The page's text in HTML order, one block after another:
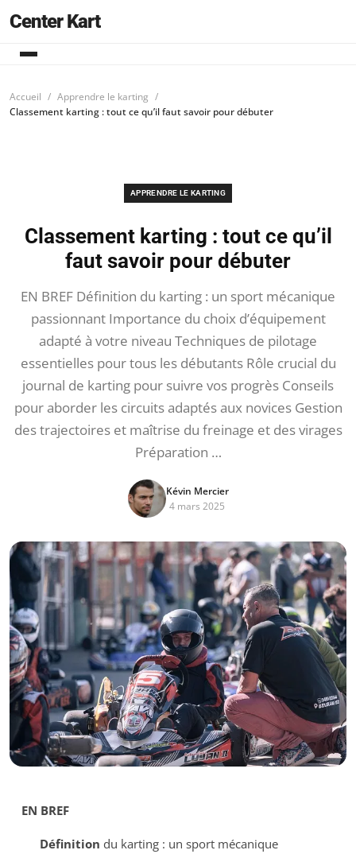
Center Kart
Accueil
Apprendre le karting
Classement karting : tout ce qu’il faut savoir pour débuter
APPRENDRE LE KARTING
Classement karting : tout ce qu’il
faut savoir pour débuter
EN BREF Définition du karting : un sport mécanique
passionnant Importance du choix d’équipement
adapté à votre niveau Techniques de pilotage
essentielles pour tous les débutants Rôle crucial du
journal de karting pour suivre vos progrès Conseils
pour aborder les circuits adaptés aux novices Gestion
des trajectoires et maîtrise du freinage et des virages
Préparation …
Kévin Mercier
4 mars 2025
EN BREF
Définition du karting : un sport mécanique